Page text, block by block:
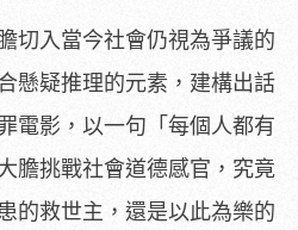
切入當今社會仍視為爭議的
懸疑推理的元素， 建構出話
電影，以一句「 每個人都有
膽挑戰社會道德感官，究竟
的救世主，還是以此為樂的